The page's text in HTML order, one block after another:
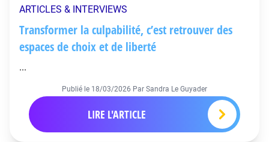
ARTICLES & INTERVIEWS
Transformer la culpabilité, c’est retrouver des
espaces de choix et de liberté
...
Publié le 18/03/2026 Par Sandra Le Guyader
LIRE L'ARTICLE